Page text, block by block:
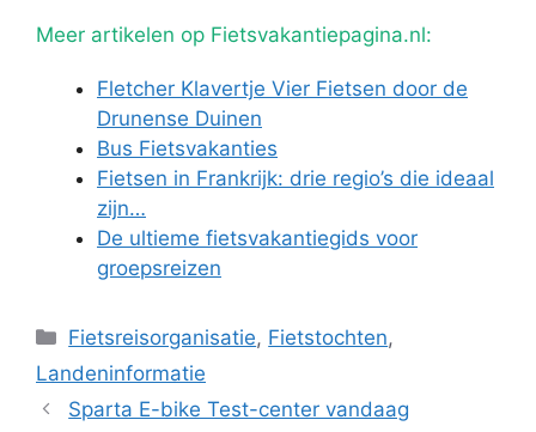
Meer artikelen op Fietsvakantiepagina.nl:
Fletcher Klavertje Vier Fietsen door de
Drunense Duinen
Bus Fietsvakanties
Fietsen in Frankrijk: drie regio’s die ideaal
zijn…
De ultieme fietsvakantiegids voor
groepsreizen
Categorieën
Fietsreisorganisatie, Fietstochten,
Landeninformatie
Sparta E-bike Test-center vandaag